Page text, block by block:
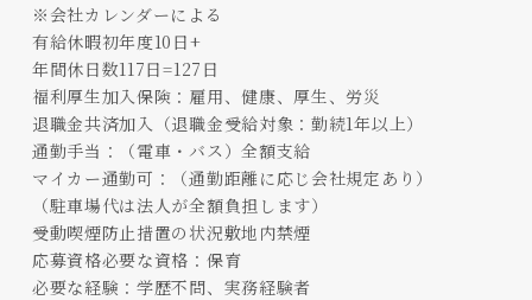
※会社カレンダーによる
有給休暇初年度10日+
年間休日数117日=127日
福利厚生加入保険：雇用、健康、厚生、労災
退職金共済加入（退職金受給対象：勤続1年以上）
通勤手当：（電車・バス）全額支給
マイカー通勤可：（通勤距離に応じ会社規定あり）
（駐車場代は法人が全額負担します）
受動喫煙防止措置の状況敷地内禁煙
応募資格必要な資格：保育
必要な経験：学歴不問、実務経験者